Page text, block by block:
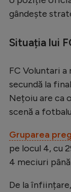
gândește
Situația lui
FC Voluntari
secundă la
Nețoiu are ca
scenă a
Gruparea
pe locul 4, cu
4 meciuri
De la